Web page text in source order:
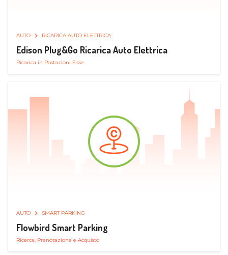
AUTO RICARICA AUTO ELETTRICA
Edison Plug&Go Ricarica Auto Elettrica
Ricarica in Postazioni Fisse
AUTO SMART PARKING
Flowbird Smart Parking
Ricerca, Prenotazione e Acquisto